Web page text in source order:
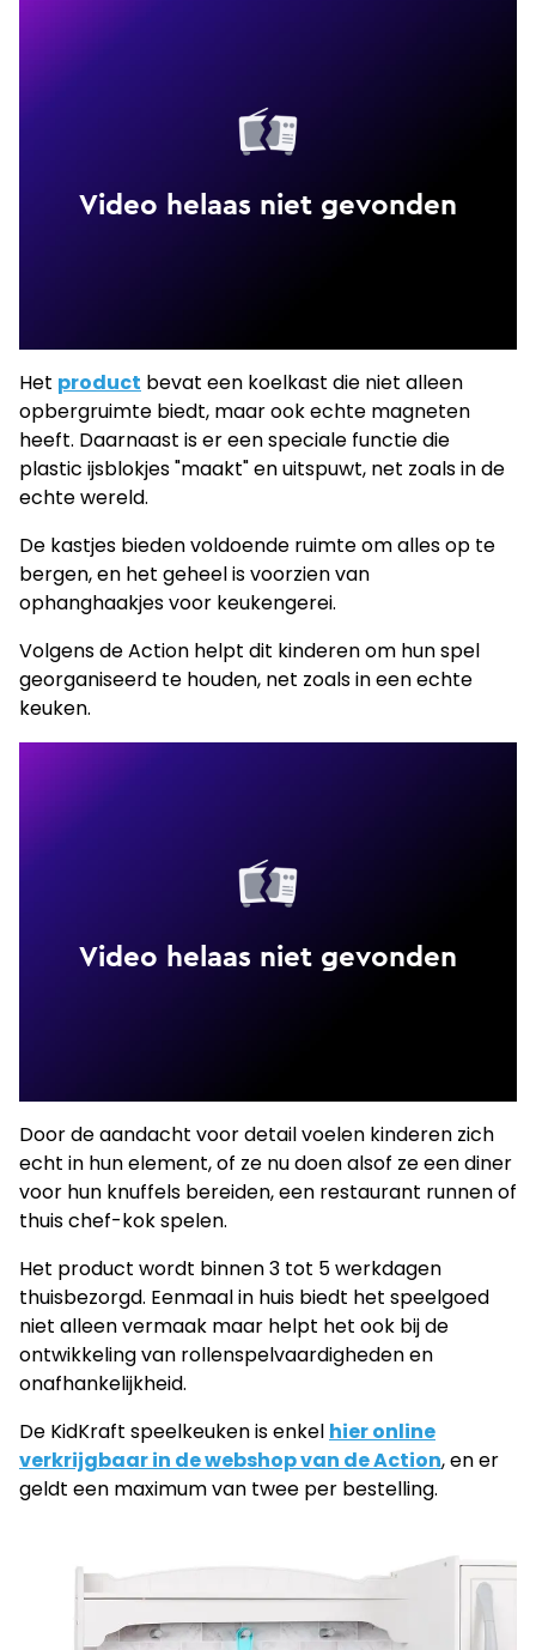
Het product bevat een koelkast die niet alleen
opbergruimte biedt, maar ook echte magneten
heeft. Daarnaast is er een speciale functie die
plastic ijsblokjes "maakt" en uitspuwt, net zoals in de
echte wereld.
De kastjes bieden voldoende ruimte om alles op te
bergen, en het geheel is voorzien van
ophanghaakjes voor keukengerei.
Volgens de Action helpt dit kinderen om hun spel
georganiseerd te houden, net zoals in een echte
keuken.
Door de aandacht voor detail voelen kinderen zich
echt in hun element, of ze nu doen alsof ze een diner
voor hun knuffels bereiden, een restaurant runnen of
thuis chef-kok spelen.
Het product wordt binnen 3 tot 5 werkdagen
thuisbezorgd. Eenmaal in huis biedt het speelgoed
niet alleen vermaak maar helpt het ook bij de
ontwikkeling van rollenspelvaardigheden en
onafhankelijkheid.
De KidKraft speelkeuken is enkel hier online
verkrijgbaar in de webshop van de Action, en er
geldt een maximum van twee per bestelling.